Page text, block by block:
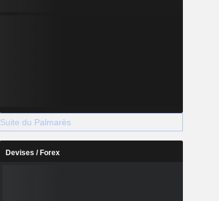
Suite du Palmarès
Devises / Forex